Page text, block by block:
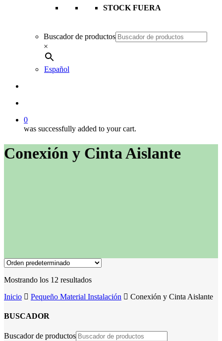
STOCK FUERA
Buscador de productos
×
Español
0
was successfully added to your cart.
Conexión y Cinta Aislante
Mostrando los 12 resultados
Inicio
Pequeño Material Instalación Conexión y Cinta Aislante
BUSCADOR
Buscador de productos